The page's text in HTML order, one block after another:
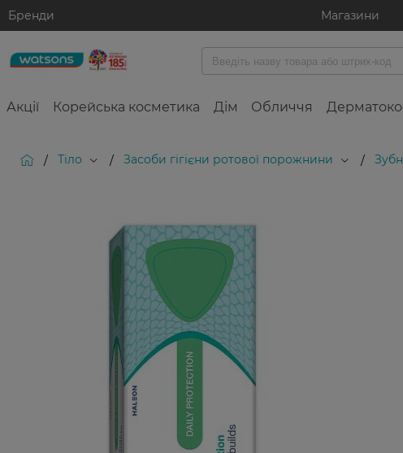
Бренди Магазини
Акції Корейська косметика Дім Обличчя
/ Тіло / Засоби гігієни ротової порожнини /